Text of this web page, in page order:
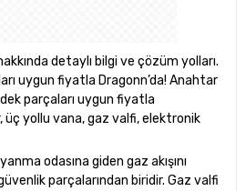
detaylı bilgi ve çözüm yolları.
uygun fiyatla Dragonn’da! Anahtar
parçaları uygun fiyatla
üç yollu vana, gaz valfi, elektronik
odasına giden gaz akışını
parçalarından biridir. Gaz valfi